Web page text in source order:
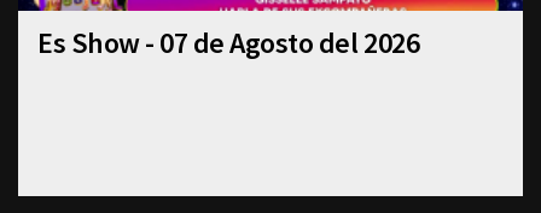
Es Show - 07 de Agosto del 2026